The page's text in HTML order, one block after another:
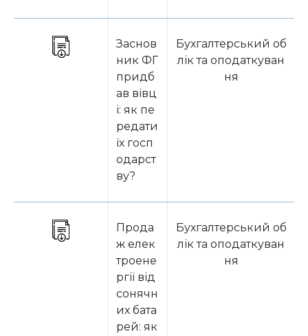
Заснов
ник ФГ
придб
ав вівц
і: як пе
редати
їх госп
одарст
ву?
Бухгалтерський об
лік та оподаткуван
ня
Прода
ж елек
троене
ргії від
сонячн
их бата
рей: як
Бухгалтерський об
лік та оподаткуван
ня